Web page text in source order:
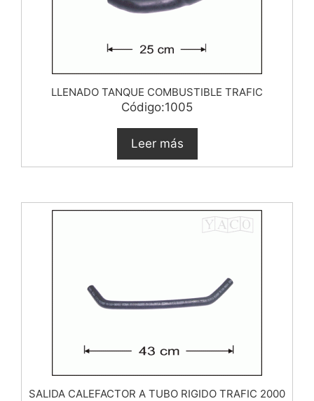
LLENADO TANQUE COMBUSTIBLE TRAFIC
Código:1005
Leer más
SALIDA CALEFACTOR A TUBO RIGIDO TRAFIC 2000